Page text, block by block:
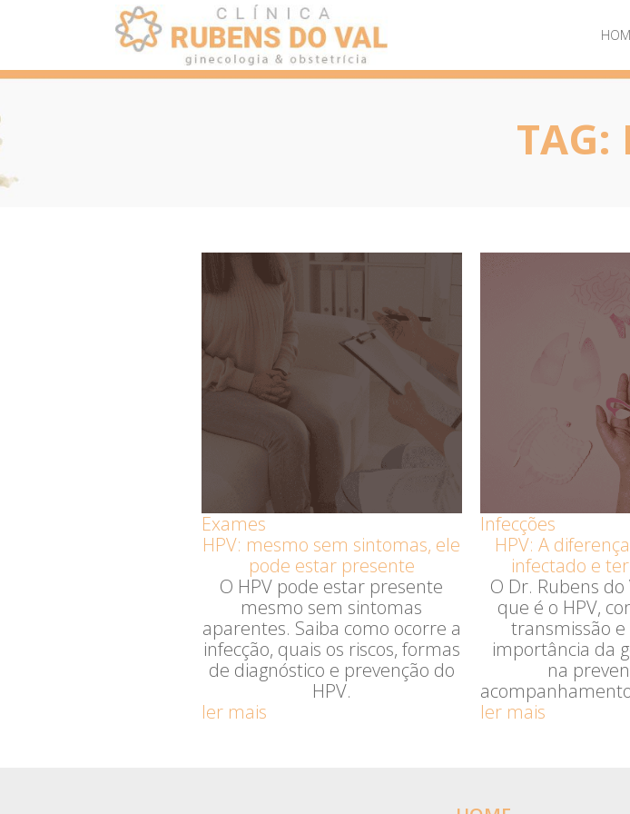
TAG:
Exames
HPV: mesmo sem sintomas, ele
pode estar presente
O HPV pode estar presente
mesmo sem sintomas
aparentes. Saiba como ocorre a
infecção, quais os riscos, formas
de diagnóstico e prevenção do
HPV.
ler mais
Infecções
HPV: A
infectado e
O Dr. Rubens
que é o HPV,
transmissão e
importância da
na
ler mais